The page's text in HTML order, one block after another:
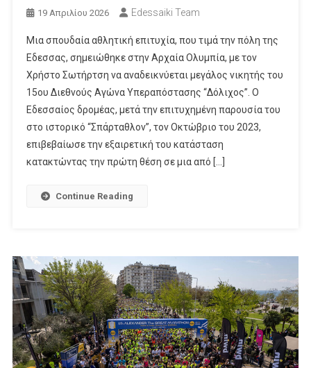
19 Απριλίου 2026 Edessaiki Team
Μια σπουδαία αθλητική επιτυχία, που τιμά την πόλη της
Εδεσσας, σημειώθηκε στην Αρχαία Ολυμπία, με τον
Χρήστο Σωτήρτση να αναδεικνύεται μεγάλος νικητής του
15ου Διεθνούς Αγώνα Υπεραπόστασης “Δόλιχος”. Ο
Εδεσσαίος δρομέας, μετά την επιτυχημένη παρουσία του
στο ιστορικό “Σπάρταθλον”, τον Οκτώβριο του 2023,
επιβεβαίωσε την εξαιρετική του κατάσταση
κατακτώντας την πρώτη θέση σε μια από […]
Continue Reading